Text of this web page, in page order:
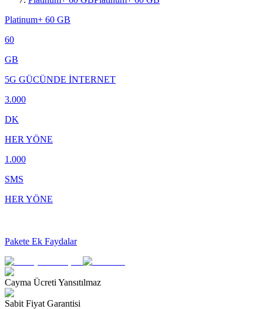
Platinum+ 60 GB
60
GB
5G GÜCÜNDE İNTERNET
3.000
DK
HER YÖNE
1.000
SMS
HER YÖNE
Pakete Ek Faydalar
Cayma Ücreti Yansıtılmaz
Sabit Fiyat Garantisi